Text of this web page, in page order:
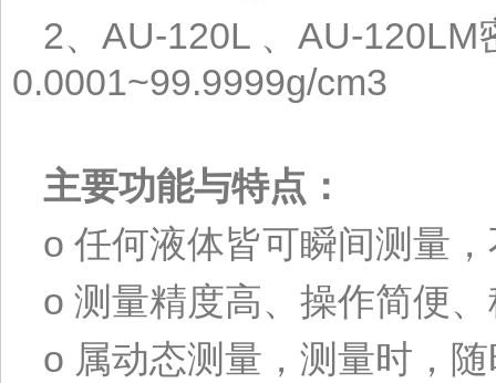
2、AU-120L 、AU-
0.0001~99.9999g/cm3
主要功能与特点：
o 任何液体皆可瞬间测量
o 测量精度高、操作简便
o 属动态测量，测量时，